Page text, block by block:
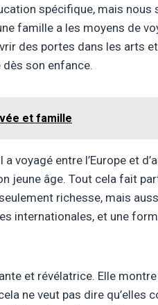
spécifique, mais nous
famille a les moyens de
des portes dans les arts
son enfance.
et famille
voyagé entre l’Europe et
jeune âge. Tout cela fait
richesse, mais
internationales, et une
et révélatrice. Elle
ne veut pas dire qu’elles